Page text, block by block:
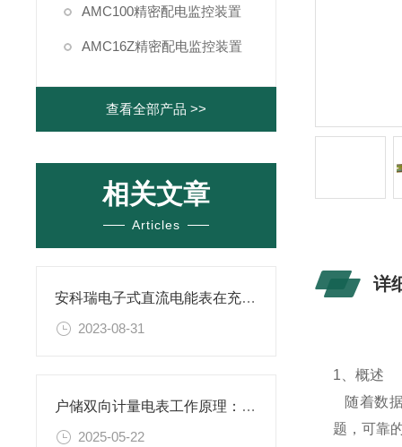
AMC100精密配电监控装置
AMC16Z精密配电监控装置
查看全部产品 >>
相关文章
Articles
安科瑞电子式直流电能表在充电桩行业中的应用
2023-08-31
户储双向计量电表工作原理：如何实现电能“一表双测”？
2025-05-22
详
1 、概述
随着数
题，可靠